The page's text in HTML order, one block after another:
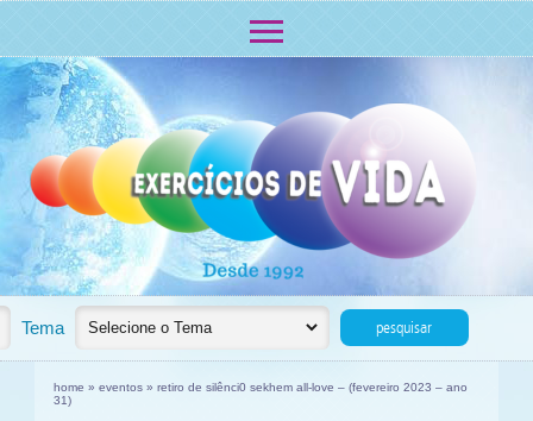
Eventos
Tema pesquisar
home » eventos» retiro de silênci0 sekhem all-love – (fevereiro 2023 – ano
31)